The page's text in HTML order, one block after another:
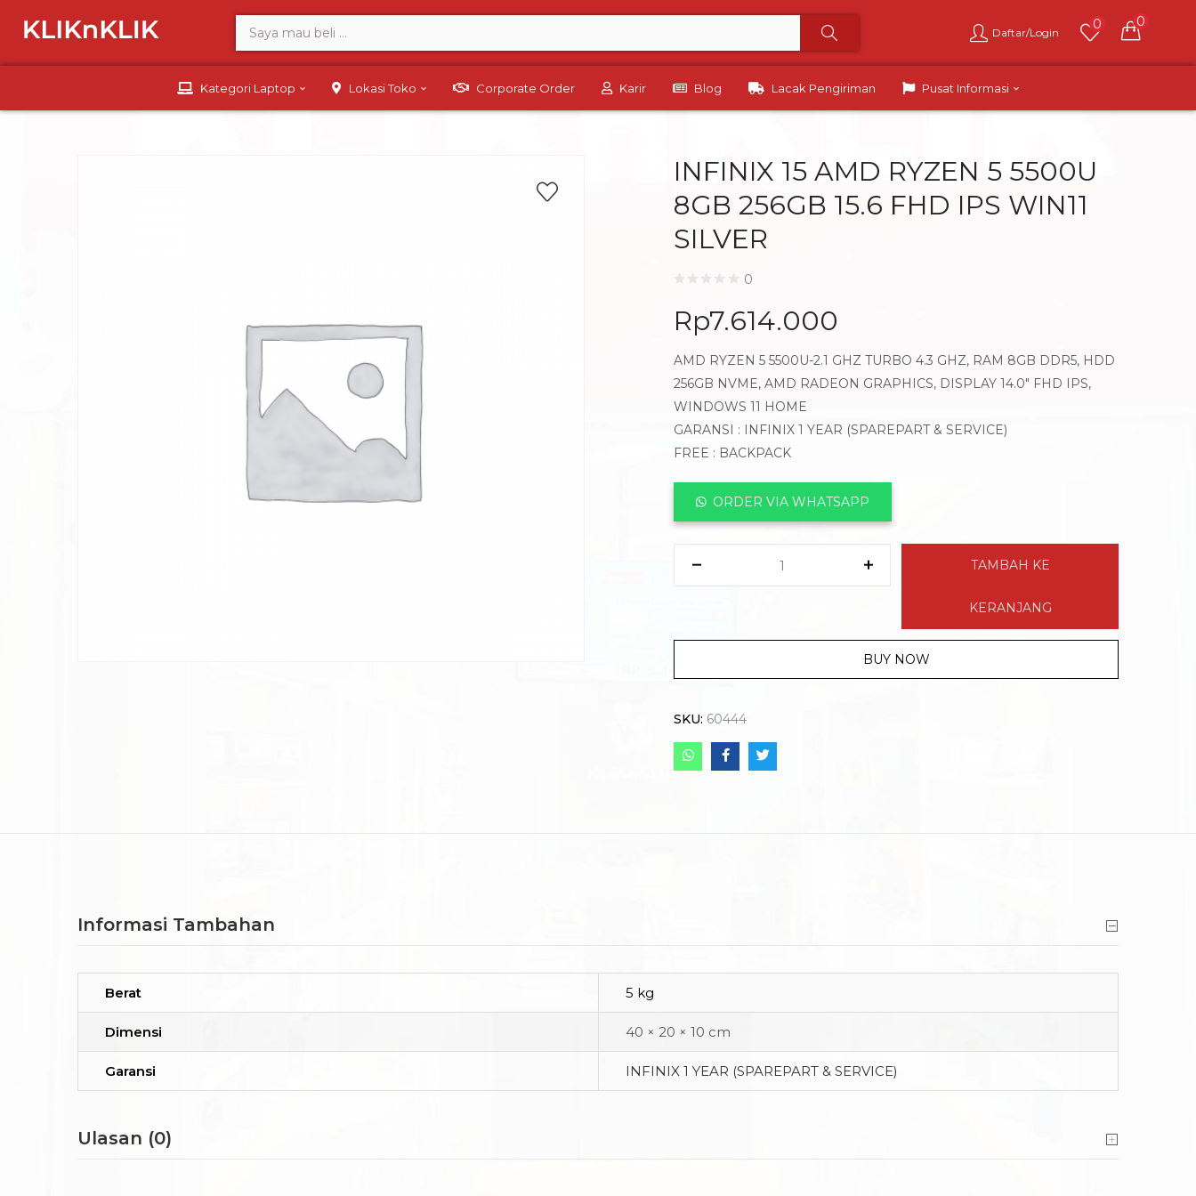
Daftar/Login
0 0
Kategori Laptop Lokasi Toko Corporate Order Karir Blog Lacak Pengiriman Pusat Informasi
INFINIX 15 AMD RYZEN 5 5500U
8GB 256GB 15.6 FHD IPS WIN11
SILVER
0
Rp7.614.000
AMD RYZEN 5 5500U-2.1 GHZ TURBO 4.3 GHZ, RAM 8GB DDR5, HDD
256GB NVME, AMD RADEON GRAPHICS, DISPLAY 14.0″ FHD IPS,
WINDOWS 11 HOME
GARANSI : INFINIX 1 YEAR (SPAREPART & SERVICE)
FREE : BACKPACK
ORDER VIA WHATSAPP
TAMBAH KE
KERANJANG
BUY NOW
SKU: 60444
Informasi Tambahan
Berat 5 kg
Dimensi 40 × 20 × 10 cm
Garansi INFINIX 1 YEAR (SPAREPART & SERVICE)
Ulasan (0)